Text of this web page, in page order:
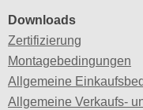
Downloads
Zertifizierung
Montagebedingungen
Allgemeine
Allgemeine Verkaufs-